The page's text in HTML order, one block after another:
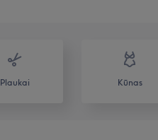
Plaukai Kūnas